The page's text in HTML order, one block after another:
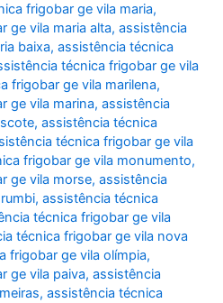
frigobar ge vila maria,
ge vila maria alta,assistência
baixa,assistência técnica
técnica frigobar ge vila
frigobar ge vila marilena,
ge vila marina,assistência
,assistência técnica
técnica frigobar ge vila
frigobar ge vila monumento,
ge vila morse,assistência
,assistência técnica
técnica frigobar ge vila
técnica frigobar ge vila nova
frigobar ge vila olímpia,
ge vila paiva,assistência
,assistência técnica